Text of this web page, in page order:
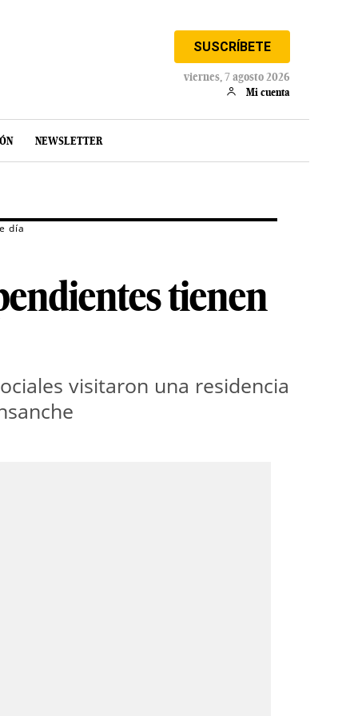
SUSCRÍBETE
viernes, 7 agosto 2026
Mi cuenta
NEWSLETTER
día
tienen
visitaron una residencia